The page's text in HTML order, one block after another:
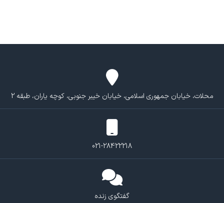
محلات، خیابان جمهوری اسلامی، خیابان خیبر جنوبی، کوچه یاران، طبقه 2
021-28422218
گفتگوی زنده